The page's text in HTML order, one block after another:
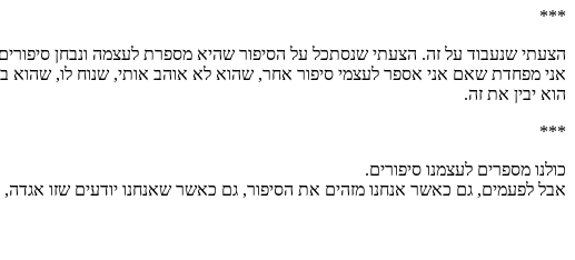
***
הצעתי שנעבוד על זה. הצעתי שנסתכל על הסיפור שהיא מספרת לעצמה ונבחן
אני מפחדת שאם אני אספר לעצמי סיפור אחר, שהוא לא אוהב אותי, שנוח לו, שהוא
הוא יבין את זה.
***
כולנו מספרים לעצמנו סיפורים.
אבל לפעמים, גם כאשר אנחנו מזהים את הסיפור, גם כאשר שאנחנו יודעים שזו אגדה,